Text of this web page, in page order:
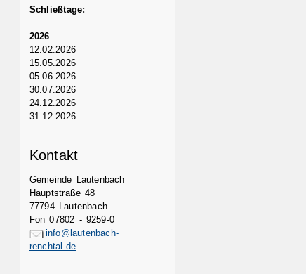
Schließtage:
2026
12.02.2026
15.05.2026
05.06.2026
30.07.2026
24.12.2026
31.12.2026
Kontakt
Gemeinde Lautenbach
Hauptstraße 48
77794 Lautenbach
Fon 07802 - 9259-0
info@lautenbach-
renchtal.de